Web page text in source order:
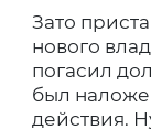
Зато
нового
погасил
был
действия.